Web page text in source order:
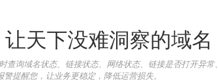
天下没难洞察的域名
询域名状态、链接状态、网络状态、链接是否打开异常、
提醒您，让业务更稳定，降低运营损失。